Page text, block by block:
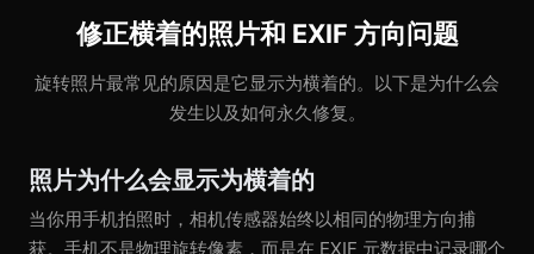
修正横着的照片和 EXIF 方向问题
旋转照片最常见的原因是它显示为横着的。以下是为什么会
发生以及如何永久修复。
照片为什么会显示为横着的
当你用手机拍照时，相机传感器始终以相同的物理方向捕
获。手机不是物理旋转像素，而是在 EXIF 元数据中记录哪个